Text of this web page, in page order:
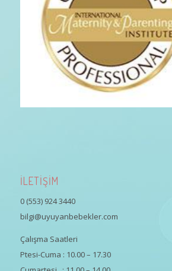
İLETİŞİM
0 (553) 924 3440
bilgi@uyuyanbebekler.com
Çalışma Saatleri
Ptesi-Cuma : 10.00 – 17.30